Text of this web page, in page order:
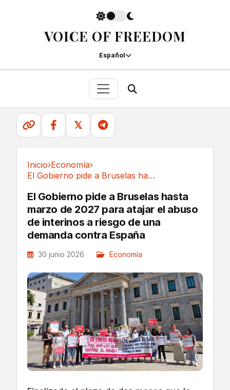
VOICE OF FREEDOM
Español
𝕏
Inicio›Economía›
El Gobierno pide a Bruselas hasta marzo de...
El Gobierno pide a Bruselas hasta
marzo de 2027 para atajar el abuso
de interinos a riesgo de una
demanda contra España
30 junio 2026 Economía